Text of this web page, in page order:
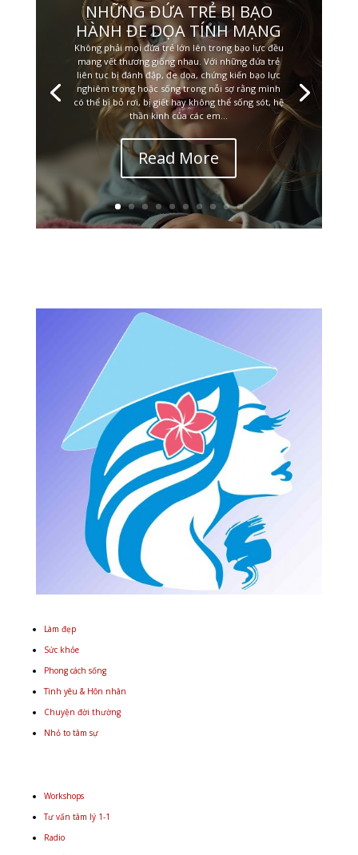
NHỮNG ĐỨA TRẺ BỊ BẠO
HÀNH ĐE DỌA TÍNH MẠNG
Không phải mọi đứa trẻ lớn lên trong bạo lực đều
mang vết thương giống nhau. Với những đứa trẻ
liên tục bị đánh đập, đe dọa, chứng kiến bạo lực
nghiêm trọng hoặc sống trong nỗi sợ rằng mình
có thể bị bỏ rơi, bị giết hay không thể sống sót, hệ
thần kinh của các em...
Read More
Làm đẹp
Sức khỏe
Phong cách sống
Tình yêu & Hôn nhân
Chuyện đời thường
Nhỏ to tâm sự
Workshops
Tư vấn tâm lý 1-1
Radio